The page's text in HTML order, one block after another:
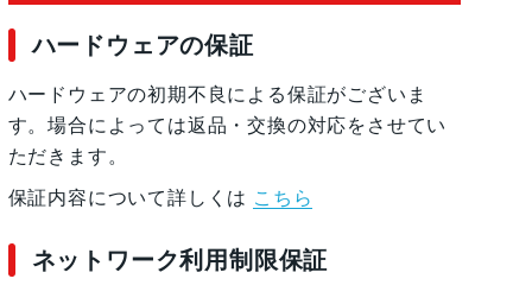
ハードウェアの保証
ハードウェアの初期不良による保証がございま
す。場合によっては返品・交換の対応をさせてい
ただきます。
保証内容について詳しくは こちら
ネットワーク利用制限保証